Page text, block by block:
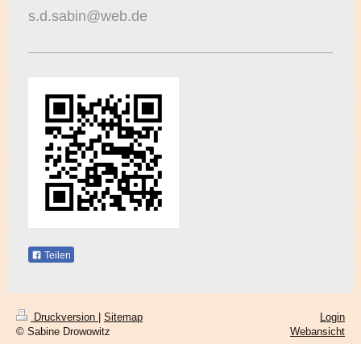
s.d.sabin@web.de
Teilen
Druckversion | Sitemap
© Sabine Drowowitz
Login
Webansicht